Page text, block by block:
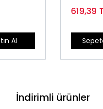
Al
619,39
İndirimli ürünler